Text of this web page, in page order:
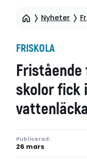
Nyheter
FRISKOLA
skolor fick
Publicerad:
26 mars